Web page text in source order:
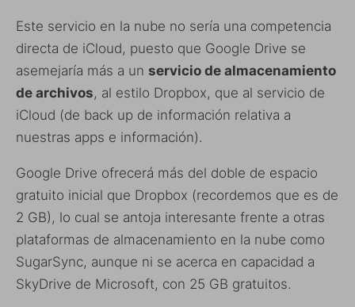
Este servicio en la nube no sería una competencia
directa de iCloud, puesto que Google Drive se
asemejaría más a un servicio de almacenamiento
de archivos, al estilo Dropbox, que al servicio de
iCloud (de back up de información relativa a
nuestras apps e información).
Google Drive ofrecerá más del doble de espacio
gratuito inicial que Dropbox (recordemos que es de
2 GB), lo cual se antoja interesante frente a otras
plataformas de almacenamiento en la nube como
SugarSync, aunque ni se acerca en capacidad a
SkyDrive de Microsoft, con 25 GB gratuitos.